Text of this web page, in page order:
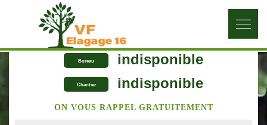
Bureau indisponible
Chantier indisponible
ON VOUS RAPPEL GRATUITEMENT